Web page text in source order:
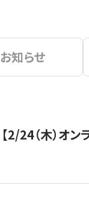
お知らせ
【2/24（木）オ